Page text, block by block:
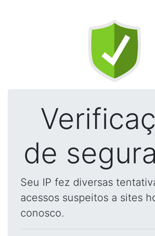
de
Seu IP fez diversas
acessos suspeitos a sites
conosco.